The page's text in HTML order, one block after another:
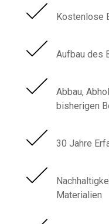
Kostenlose
Aufbau des
Abbau,
bisherigen
30 Jahre
Materialien